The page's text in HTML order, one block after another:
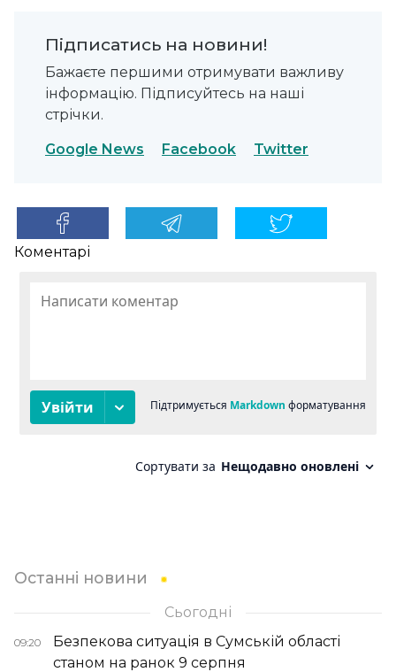
Підписатись на новини!
Бажаєте першими отримувати важливу
інформацію. Підписуйтесь на наші
стрічки.
Google News Facebook Twitter
Коментарі
Останні новини
Сьогодні
09:20
Безпекова ситуація в Сумській області
станом на ранок 9 серпня